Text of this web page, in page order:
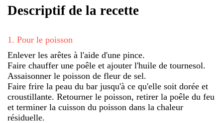
Descriptif de la recette
1 . Pour le poisson
Enlever les arêtes à l'aide d'une pince.
Faire chauffer une poêle et ajouter l'huile de tournesol.
Assaisonner le poisson de fleur de sel.
Faire frire la peau du bar jusqu'à ce qu'elle soit dorée et
croustillante. Retourner le poisson, retirer la poêle du feu
et terminer la cuisson du poisson dans la chaleur
résiduelle.